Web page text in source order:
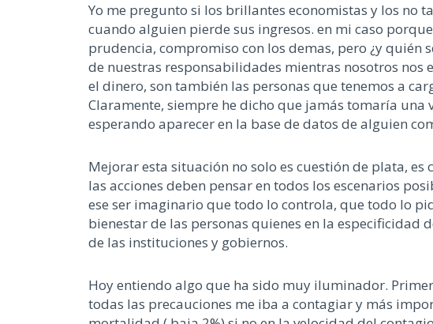
Yo me pregunto si los brillantes economistas y los no
cuando alguien pierde sus ingresos. en mi caso
prudencia, compromiso con los demas, pero ¿y quién
de nuestras responsabilidades mientras nosotros nos
el dinero, son también las personas que tenemos a
Claramente, siempre he dicho que jamás tomaría
esperando aparecer en la base de datos de alguien
Mejorar esta situación no solo es cuestión de plata,
las acciones deben pensar en todos los escenarios
ese ser imaginario que todo lo controla, que todo lo
bienestar de las personas quienes en la especificidad
de las instituciones y gobiernos.
Hoy entiendo algo que ha sido muy iluminador.
todas las precauciones me iba a contagiar y más